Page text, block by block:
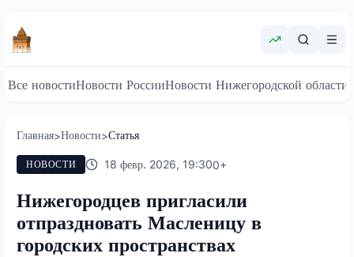
Все новостиНовости РоссииНовости Нижегородской области
Главная>Новости>Статья
НОВОСТИ 18 февр. 2026, 19:300+
Нижегородцев пригласили
отпраздновать Масленицу в
городских пространствах